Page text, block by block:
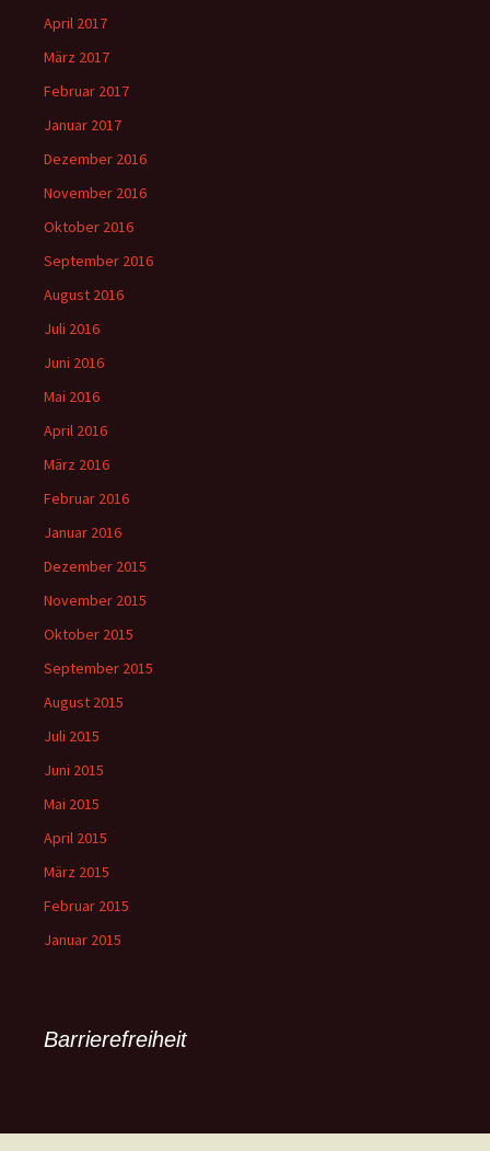
April 2017
März 2017
Februar 2017
Januar 2017
Dezember 2016
November 2016
Oktober 2016
September 2016
August 2016
Juli 2016
Juni 2016
Mai 2016
April 2016
März 2016
Februar 2016
Januar 2016
Dezember 2015
November 2015
Oktober 2015
September 2015
August 2015
Juli 2015
Juni 2015
Mai 2015
April 2015
März 2015
Februar 2015
Januar 2015
Barrierefreiheit